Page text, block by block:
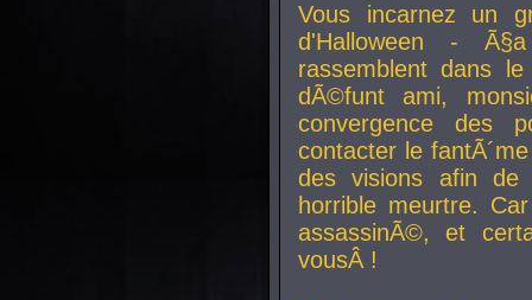
Vous incarnez un
d'Halloween -
rassemblent dans
dÃ©funt ami,
convergence des
contacter le
des visions afin
horrible meurtre.
assassinÃ©, et
vousÂ !